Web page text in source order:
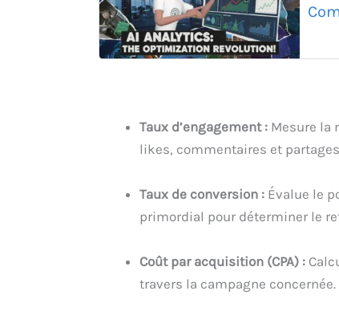
Taux d’engagement : Mesure la
likes, commentaires et
Taux de conversion : Évalue le
primordial pour déterminer le
Coût par acquisition (CPA) :
travers la campagne concernée.